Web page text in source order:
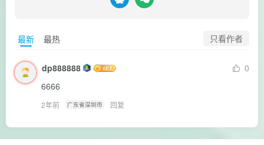
最新 最热 只看作者
dp888888
0
6666
2年前 广东省深圳市 回复